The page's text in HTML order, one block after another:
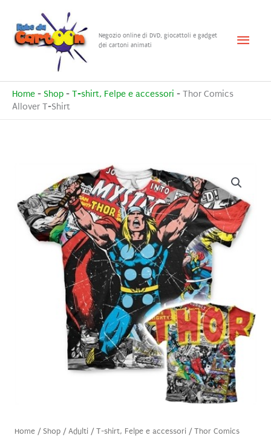
contenuto
Negozio online di DVD, giocattoli e gadget
dei cartoni animati
Menu
Home - Shop - T-shirt, Felpe e accessori - Thor Comics
Allover T-Shirt
Home/ Shop/Adulti/T-shirt, Felpe e accessori/ Thor Comics